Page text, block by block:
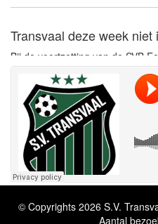
Ongelukkig eigen
Vandaag kwam S.V. Transvaal
uit; van tegenstander P.V.V.
1ste helft was Transvaal vanaf
aggressief op de bal; er werd
de tegenstander erg moeilijk tot
van […]
© Copyrights 2026 S.V.
Aantal